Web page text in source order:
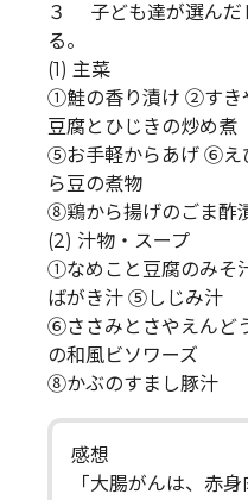
３ 子ども達が選んだ
る。
(1) 主菜
①鮭の香り漬け ②す
豆腐とひじきの炒め煮
⑤お手軽からあげ ⑥え
ら豆の煮物
⑧鶏から揚げのごま酢
(2) 汁物・スープ
①なめこと豆腐のみ
ばがき汁 ⑤しじみ汁
⑥ささみとさやえんど
の和風ビソワーズ
⑧かぶのすまし豚汁
感想
「大腸がんは、赤